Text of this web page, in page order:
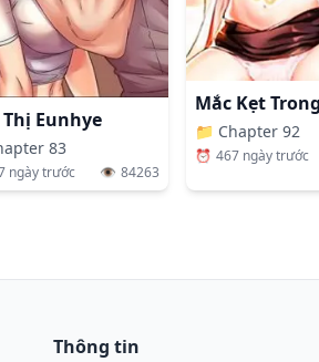
Thị Eunhye
83
ngày trước 👁️ 84263
📁 Chapter 92
⏰ 467 ngày trước
Thông tin